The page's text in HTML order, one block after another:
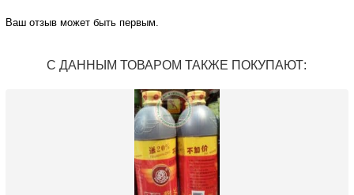
Ваш отзыв может быть первым.
С ДАННЫМ ТОВАРОМ ТАКЖЕ ПОКУПАЮТ: